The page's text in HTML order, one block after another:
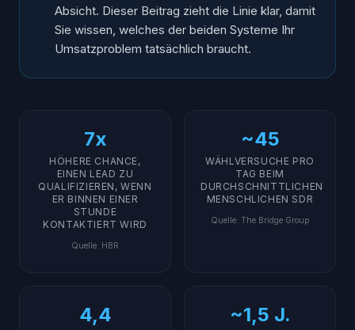
Absicht. Dieser Beitrag zieht die Linie klar, damit
Sie wissen, welches der beiden Systeme Ihr
Umsatzproblem tatsächlich braucht.
7x
HÖHERE CHANCE,
EINEN LEAD ZU
QUALIFIZIEREN, WENN
ER BINNEN EINER
STUNDE
KONTAKTIERT WIRD
Quelle: HBR
~45
WÄHLVERSUCHE PRO
TAG BEIM
DURCHSCHNITTLICHEN
MENSCHLICHEN SDR
Quelle: The Bridge Group
4,4 ~1,5 J.